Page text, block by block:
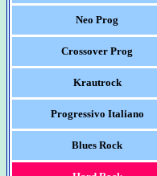
Neo Prog
Crossover Prog
Krautrock
Progressivo Italiano
Blues Rock